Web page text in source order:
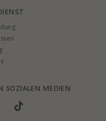
SOZIALEN MEDIEN